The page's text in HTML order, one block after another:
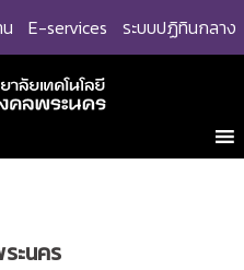
E-services ระบบปฏิทินกลาง
ะนคร